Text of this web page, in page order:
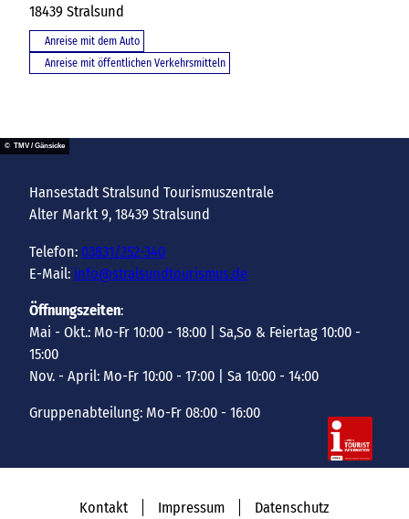
18439 Stralsund
Anreise mit dem Auto
Anreise mit öffentlichen Verkehrsmitteln
© TMV / Gänsicke
Hansestadt Stralsund Tourismuszentrale
Alter Markt 9, 18439 Stralsund
Telefon: 03831/252-340
E-Mail: info@stralsundtourismus.de
Öffnungszeiten:
Mai - Okt.: Mo-Fr 10:00 - 18:00 | Sa,So & Feiertag 10:00 -
15:00
Nov. - April: Mo-Fr 10:00 - 17:00 | Sa 10:00 - 14:00
Gruppenabteilung: Mo-Fr 08:00 - 16:00
Kontakt Impressum Datenschutz